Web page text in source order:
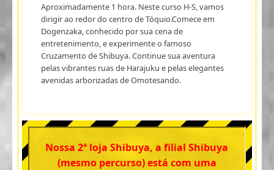
Aproximadamente 1 hora. Neste curso H-S, vamos
dirigir ao redor do centro de Tóquio.Comece em
Dogenzaka, conhecido por sua cena de
entretenimento, e experimente o famoso
Cruzamento de Shibuya. Continue sua aventura
pelas vibrantes ruas de Harajuku e pelas elegantes
avenidas arborizadas de Omotesando.
Nossa 2ª loja Shibuya, a filial Shibuya
(mesmo percurso) está com uma